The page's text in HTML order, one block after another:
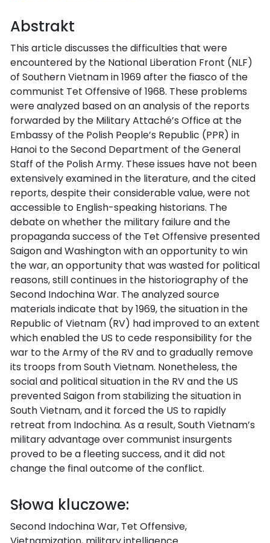
Abstrakt
This article discusses the difficulties that were
encountered by the National Liberation Front (NLF)
of Southern Vietnam in 1969 after the fiasco of the
communist Tet Offensive of 1968. These problems
were analyzed based on an analysis of the reports
forwarded by the Military Attaché’s Office at the
Embassy of the Polish People’s Republic (PPR) in
Hanoi to the Second Department of the General
Staff of the Polish Army. These issues have not been
extensively examined in the literature, and the cited
reports, despite their considerable value, were not
accessible to English-speaking historians. The
debate on whether the military failure and the
propaganda success of the Tet Offensive presented
Saigon and Washington with an opportunity to win
the war, an opportunity that was wasted for political
reasons, still continues in the historiography of the
Second Indochina War. The analyzed source
materials indicate that by 1969, the situation in the
Republic of Vietnam (RV) had improved to an extent
which enabled the US to cede responsibility for the
war to the Army of the RV and to gradually remove
its troops from South Vietnam. Nonetheless, the
social and political situation in the RV and the US
prevented Saigon from stabilizing the situation in
South Vietnam, and it forced the US to rapidly
retreat from Indochina. As a result, South Vietnam’s
military advantage over communist insurgents
proved to be a fleeting success, and it did not
change the final outcome of the conflict.
Słowa kluczowe:
Second Indochina War, Tet Offensive,